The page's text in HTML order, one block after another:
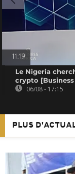
11:19
Le Nigeria
crypto
06/08 - 17:15
PLUS